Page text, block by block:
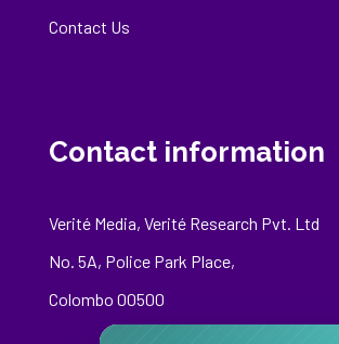
Contact Us
Contact information
Verité Media, Verité Research Pvt. Ltd
No. 5A, Police Park Place,
Colombo 00500